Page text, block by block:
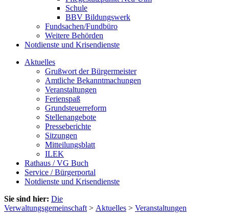
Schule
BBV Bildungswerk
Fundsachen/Fundbüro
Weitere Behörden
Notdienste und Krisendienste
Aktuelles
Grußwort der Bürgermeister
Amtliche Bekanntmachungen
Veranstaltungen
Ferienspaß
Grundsteuerreform
Stellenangebote
Presseberichte
Sitzungen
Mitteilungsblatt
ILEK
Rathaus / VG Buch
Service / Bürgerportal
Notdienste und Krisendienste
Sie sind hier: Die
Verwaltungsgemeinschaft > Aktuelles > Veranstaltungen